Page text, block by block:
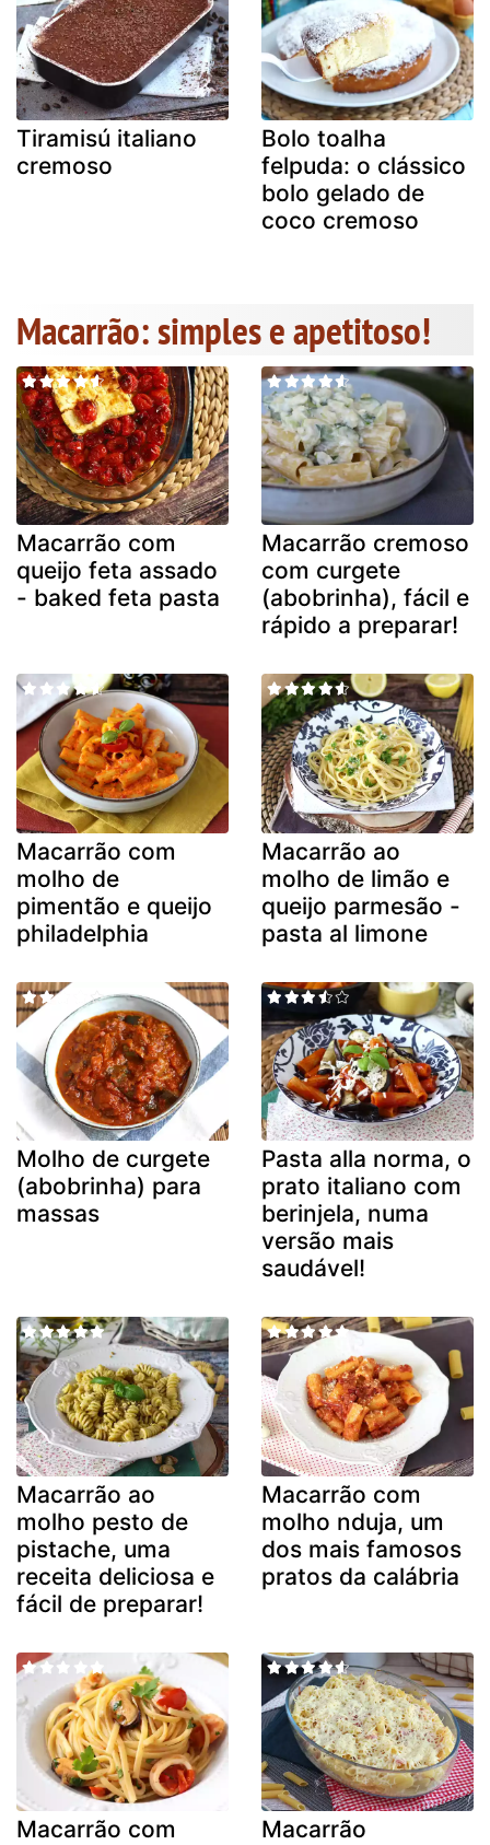
Tiramisú italiano
cremoso
Bolo toalha
felpuda: o clássico
bolo gelado de
coco cremoso
Macarrão: simples e apetitoso!
Macarrão com
queijo feta assado
- baked feta pasta
Macarrão cremoso
com curgete
(abobrinha), fácil e
rápido a preparar!
Macarrão com
molho de
pimentão e queijo
philadelphia
Macarrão ao
molho de limão e
queijo parmesão -
pasta al limone
Molho de curgete
(abobrinha) para
massas
Pasta alla norma, o
prato italiano com
berinjela, numa
versão mais
saudável!
Macarrão ao
molho pesto de
pistache, uma
receita deliciosa e
fácil de preparar!
Macarrão com
molho nduja, um
dos mais famosos
pratos da calábria
Macarrão com
Macarrão